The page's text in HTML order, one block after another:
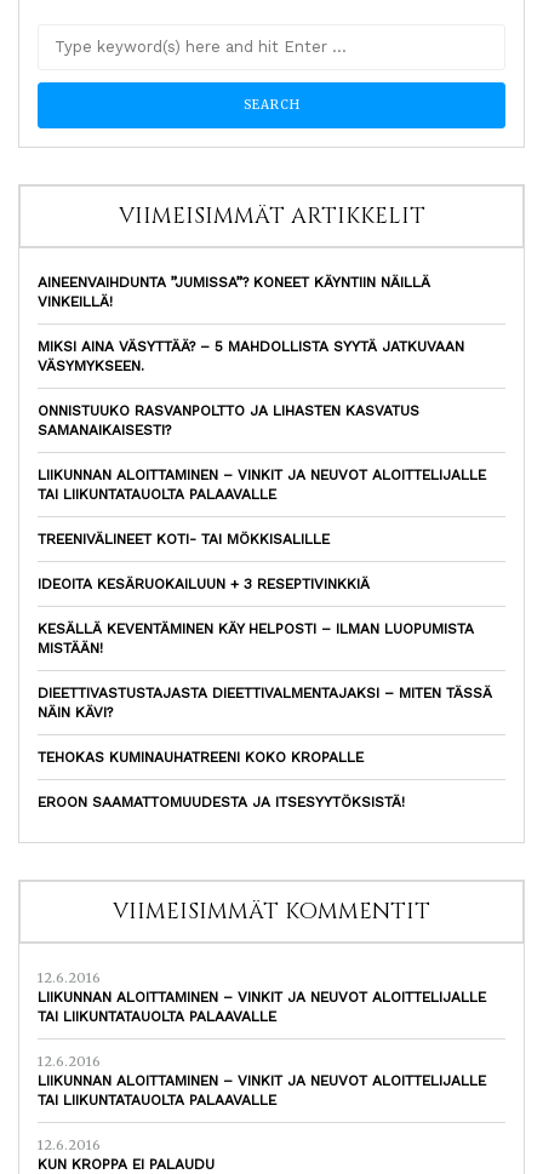
VIIMEISIMMÄT ARTIKKELIT
AINEENVAIHDUNTA ”JUMISSA”? KONEET KÄYNTIIN NÄILLÄ
VINKEILLÄ!
MIKSI AINA VÄSYTTÄÄ? – 5 MAHDOLLISTA SYYTÄ JATKUVAAN
VÄSYMYKSEEN.
ONNISTUUKO RASVANPOLTTO JA LIHASTEN KASVATUS
SAMANAIKAISESTI?
LIIKUNNAN ALOITTAMINEN – VINKIT JA NEUVOT ALOITTELIJALLE
TAI LIIKUNTATAUOLTA PALAAVALLE
TREENIVÄLINEET KOTI- TAI MÖKKISALILLE
IDEOITA KESÄRUOKAILUUN + 3 RESEPTIVINKKIÄ
KESÄLLÄ KEVENTÄMINEN KÄY HELPOSTI – ILMAN LUOPUMISTA
MISTÄÄN!
DIEETTIVASTUSTAJASTA DIEETTIVALMENTAJAKSI – MITEN TÄSSÄ
NÄIN KÄVI?
TEHOKAS KUMINAUHATREENI KOKO KROPALLE
EROON SAAMATTOMUUDESTA JA ITSESYYTÖKSISTÄ!
VIIMEISIMMÄT KOMMENTIT
12.6.2016
LIIKUNNAN ALOITTAMINEN – VINKIT JA NEUVOT ALOITTELIJALLE
TAI LIIKUNTATAUOLTA PALAAVALLE
12.6.2016
LIIKUNNAN ALOITTAMINEN – VINKIT JA NEUVOT ALOITTELIJALLE
TAI LIIKUNTATAUOLTA PALAAVALLE
12.6.2016
KUN KROPPA EI PALAUDU